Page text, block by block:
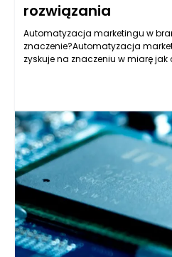
rozwiązania
Automatyzacja marketingu w
znaczenie?Automatyzacja
zyskuje na znaczeniu w miarę